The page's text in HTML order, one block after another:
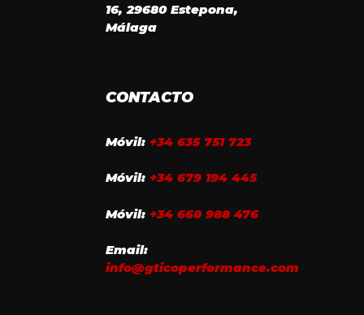
16, 29680 Estepona,
Málaga
CONTACTO
Móvil: +34 635 751 723
Móvil: +34 679 194 445
Móvil: +34 660 988 476
Email:
info@gticoperformance.com